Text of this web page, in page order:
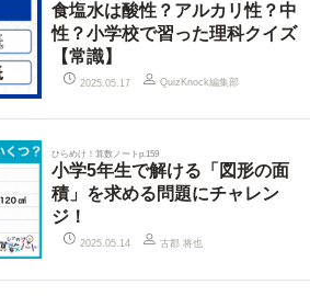
食塩水は酸性？アルカリ性？中
性？小学校で習った理科クイズ
【常識】
2025.05.17 QuizKnock編集部
ひらめけ！算数ノートp.159
小学5年生で解ける「図形の面
積」を求める問題にチャレン
ジ！
2025.05.14 古郡 将也